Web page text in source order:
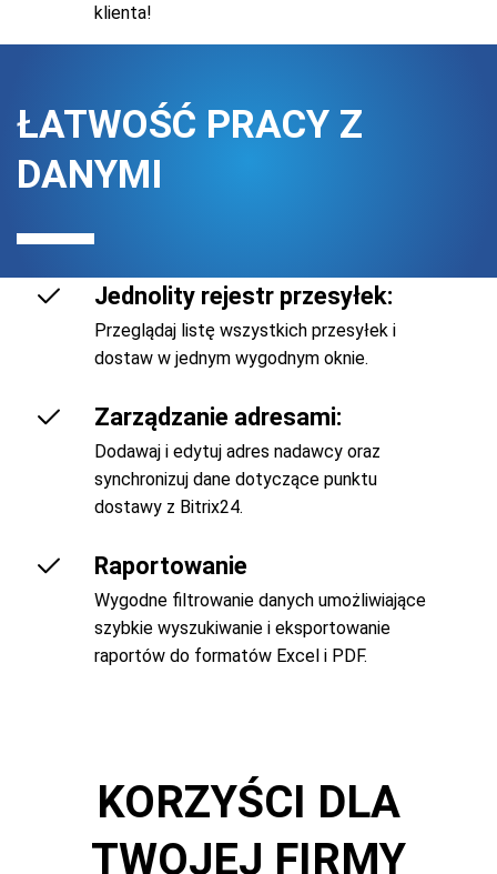
klienta!
ŁATWOŚĆ PRACY Z
DANYMI
Jednolity rejestr przesyłek:
Przeglądaj listę wszystkich przesyłek i
dostaw w jednym wygodnym oknie.
Zarządzanie adresami:
Dodawaj i edytuj adres nadawcy oraz
synchronizuj dane dotyczące punktu
dostawy z Bitrix24.
Raportowanie
Wygodne filtrowanie danych umożliwiające
szybkie wyszukiwanie i eksportowanie
raportów do formatów Excel i PDF.
KORZYŚCI DLA
TWOJEJ FIRMY